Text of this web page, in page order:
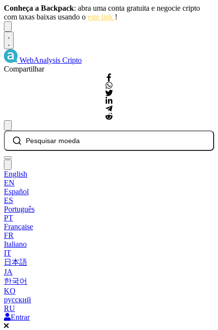
Conheça a Backpack: abra uma conta gratuita e negocie cripto
com taxas baixas usando o este link !
WebAnalysis Cripto
Compartilhar
Pesquisar moeda
English
EN
Español
ES
Português
PT
Française
FR
Italiano
IT
日本語
JA
한국어
KO
русский
RU
Entrar